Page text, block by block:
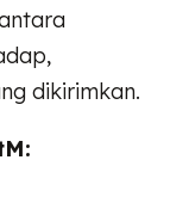
dikirimkan.